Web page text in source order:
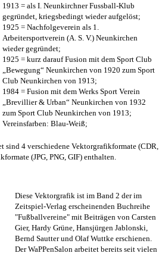
1913 = als I. Neunkirchner Fussball-Klub
gegründet, kriegsbedingt wieder aufgelöst;
1925 = Nachfolgeverein als 1.
Arbeitersportverein (A. S. V.) Neunkirchen
wieder gegründet;
1925 = kurz darauf Fusion mit dem Sport Club
„Bewegung“ Neunkirchen von 1920 zum Sport
Club Neunkirchen von 1913;
1984 = Fusion mit dem Werks Sport Verein
„Brevillier & Urban“ Neunkirchen von 1932
zum Sport Club Neunkirchen von 1913;
Vereinsfarben: Blau-Weiß;
sind 4 verschiedene Vektorgrafikformate (CDR,
(JPG, PNG, GIF) enthalten.
Diese Vektorgrafik ist im Band 2 der im
Zeitspiel-Verlag erscheinenden Buchreihe
"Fußballvereine" mit Beiträgen von Carsten
Gier, Hardy Grüne, Hansjürgen Jablonski,
Bernd Sautter und Olaf Wuttke erschienen.
Der WaPPenSalon arbeitet bereits seit vielen